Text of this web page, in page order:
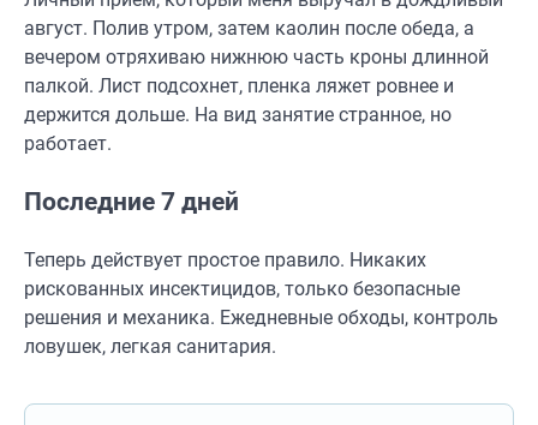
август. Полив утром, затем каолин после обеда, а
вечером отряхиваю нижнюю часть кроны длинной
палкой. Лист подсохнет, пленка ляжет ровнее и
держится дольше. На вид занятие странное, но
работает.
Последние 7 дней
Теперь действует простое правило. Никаких
рискованных инсектицидов, только безопасные
решения и механика. Ежедневные обходы, контроль
ловушек, легкая санитария.